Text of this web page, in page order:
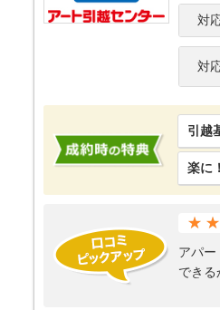
対
対
引越
楽に
アパ
でき